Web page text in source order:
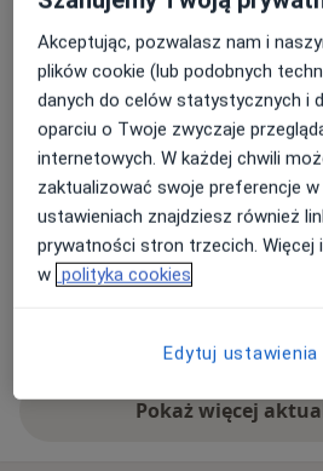
ginekologii, medycyny
estetycznej. Zapewniamy
diagnostykę, leczenie oraz
wykorzystaniem
stawiając na
indywidualne podejście do
Nasza oferta obejmuje m.in.:
-konsultacje
psychiatry, gastrologiczne,
flebologiczne,
-USG ginekologiczne, USG
USG jamy brzusznej, USG
-USG ciąży, w tym badania
Dowiedz się więcej
27/07/2026
Akceptując, pozwalasz nam i
plików cookie (lub podobnych
danych do celów statystycznych i
oparciu o Twoje zwyczaje
internetowych. W każdej chwili
zaktualizować swoje preferencje
ustawieniach znajdziesz również
prywatności stron trzecich. Więcej
w polityka cookies
Edytuj ustawienia